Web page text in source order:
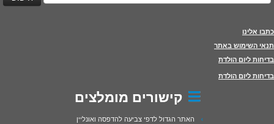
כתבו אלינו
תנאי השימוש באתר
בדיחות ליום הולדת
בדיחות ליום הולדת
קישורים מומלצים
האתר הגדול לדפי צביעה להדפסה ואונליין